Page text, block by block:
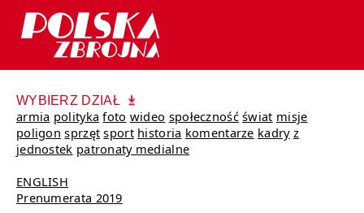
WYBIERZ DZIAŁ
armia polityka foto wideo społeczność świat misje
poligon sprzęt sport historia komentarze kadry z
jednostek patronaty medialne
ENGLISH
Prenumerata 2019